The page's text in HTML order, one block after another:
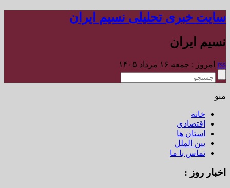
سایت خبری تحلیلی نسیم ایران
نسیم ایران
rss امروز : جمعه ۱۶ مرداد ۱۴۰۵
منو
خانه
اقتصادی
استان ها
بین الملل
تماس با ما
اخبار روز :